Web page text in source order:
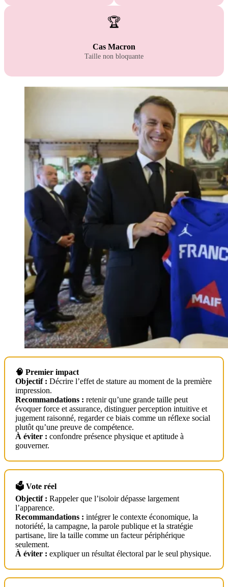
🏆
Cas Macron
Taille non bloquante
🧠 Premier impact
Objectif : Décrire l’effet de stature au moment de la première
impression.
Recommandations : retenir qu’une grande taille peut
évoquer force et assurance, distinguer perception intuitive et
jugement raisonné, regarder ce biais comme un réflexe social
plutôt qu’une preuve de compétence.
À éviter : confondre présence physique et aptitude à
gouverner.
🗳️ Vote réel
Objectif : Rappeler que l’isoloir dépasse largement
l’apparence.
Recommandations : intégrer le contexte économique, la
notoriété, la campagne, la parole publique et la stratégie
partisane, lire la taille comme un facteur périphérique
seulement.
À éviter : expliquer un résultat électoral par le seul physique.